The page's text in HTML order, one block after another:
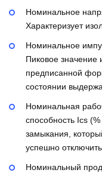
Номинальное
Характеризует
Номинальное
Пиковое значение
предписанной
состоянии
Номинальная
способность Ics
замыкания,
успешно
Номинальный